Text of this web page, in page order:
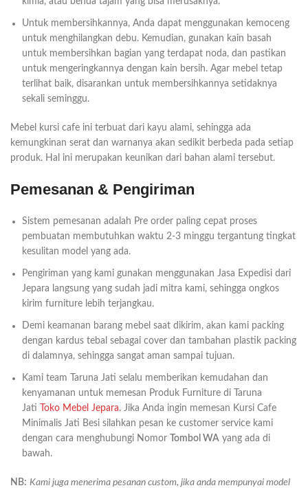
Untuk membersihkannya, Anda dapat menggunakan kemoceng
untuk menghilangkan debu. Kemudian, gunakan kain basah
untuk membersihkan bagian yang terdapat noda, dan pastikan
untuk mengeringkannya dengan kain bersih. Agar mebel tetap
terlihat baik, disarankan untuk membersihkannya setidaknya
sekali seminggu.
Mebel kursi cafe ini terbuat dari kayu alami, sehingga ada
kemungkinan serat dan warnanya akan sedikit berbeda pada setiap
produk. Hal ini merupakan keunikan dari bahan alami tersebut.
Pemesanan & Pengiriman
Sistem pemesanan adalah Pre order paling cepat proses
pembuatan membutuhkan waktu 2-3 minggu tergantung tingkat
kesulitan model yang ada.
Pengiriman yang kami gunakan menggunakan Jasa Expedisi dari
Jepara langsung yang sudah jadi mitra kami, sehingga ongkos
kirim furniture lebih terjangkau.
Demi keamanan barang mebel saat dikirim, akan kami packing
dengan kardus tebal sebagai cover dan tambahan plastik packing
di dalamnya, sehingga sangat aman sampai tujuan.
Kami team Taruna Jati selalu memberikan kemudahan dan
kenyamanan untuk memesan Produk Furniture di Taruna
Jati
Toko Mebel Jepara. Jika Anda ingin memesan Kursi Cafe
Minimalis Jati Besi silahkan pesan ke customer service kami
dengan cara menghubungi Nomor Tombol WA yang ada di
bawah.
NB: Kami juga menerima pesanan custom, jika anda mempunyai model